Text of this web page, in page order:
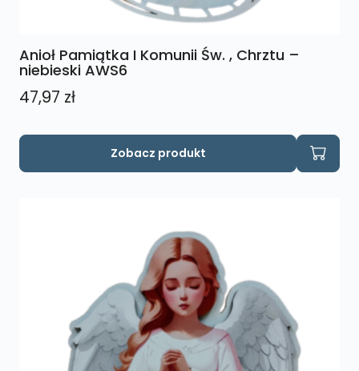
Anioł Pamiątka I Komunii Św. , Chrztu –
niebieski AWS6
47,97 zł
Zobacz produkt